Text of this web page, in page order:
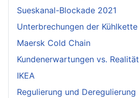
Sueskanal-Blockade 2021
Unterbrechungen der Kühlkette
Maersk Cold Chain
Kundenerwartungen vs. Realität
IKEA
Regulierung und Deregulierung